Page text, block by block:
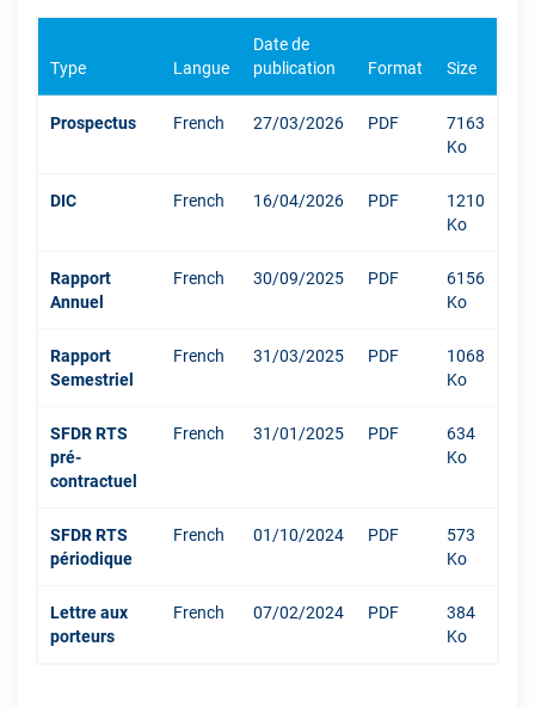
Type Langue
Date de
publication
Format Size
Prospectus French 27/03/2026 PDF
7163
Ko
DIC French 16/04/2026 PDF
1210
Ko
Rapport
Annuel
French 30/09/2025 PDF
6156
Ko
Rapport
Semestriel
French 31/03/2025 PDF
1068
Ko
SFDR RTS
pré-
contractuel
French 31/01/2025 PDF
634
Ko
SFDR RTS
périodique
French 01/10/2024 PDF
573
Ko
Lettre aux
porteurs
French 07/02/2024 PDF
384
Ko